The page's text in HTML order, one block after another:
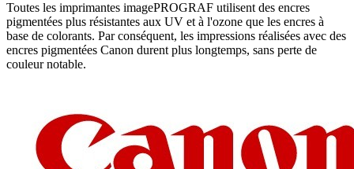
Toutes les imprimantes imagePROGRAF utilisent des encres
pigmentées plus résistantes aux UV et à l'ozone que les encres à
base de colorants. Par conséquent, les impressions réalisées avec des
encres pigmentées Canon durent plus longtemps, sans perte de
couleur notable.